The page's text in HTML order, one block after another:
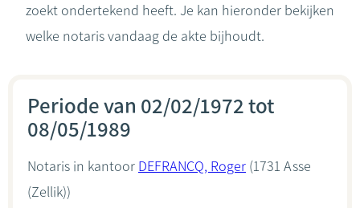
Rekenmodules
zoekt ondertekend heeft. Je kan hieronder bekijken
welke notaris vandaag de akte bijhoudt.
Periode van 02/02/1972 tot
08/05/1989
Notaris in kantoor DEFRANCQ, Roger (1731 Asse
(Zellik))